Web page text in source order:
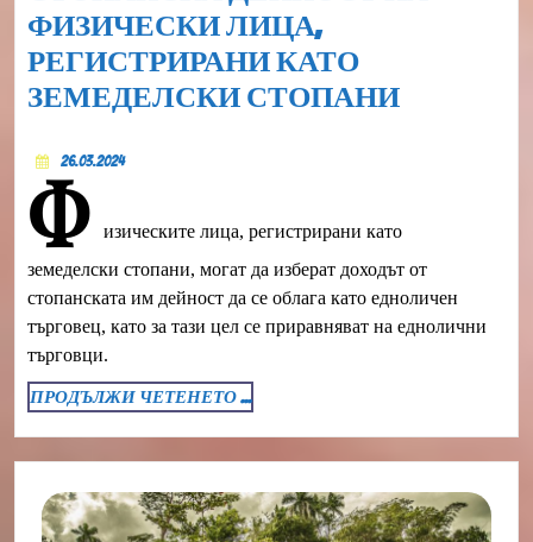
ФИЗИЧЕСКИ ЛИЦА,
РЕГИСТРИРАНИ КАТО
ЗЕМЕДЕЛСКИ СТОПАНИ
НА
КАТО
26.03.2024
Ф
изическите лица, регистрирани като
земеделски стопани, могат да изберат доходът от
стопанската им дейност да се облага като едноличен
търговец, като за тази цел се приравняват на еднолични
търговци.
ПРОДЪЛЖИ ЧЕТЕНЕТО ...ПРОДЪЛЖИ